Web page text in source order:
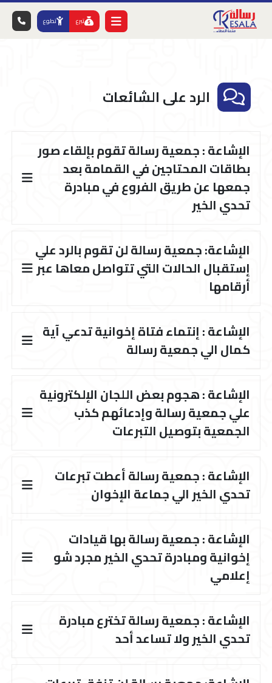
تبرع تطوع
الرد على الشائعات
الإشاعة : جمعية رسالة تقوم بإلقاء صور
بطاقات المحتاجين في القمامة بعد
جمعها عن طريق الفروع في مبادرة
تحدي الخير
الإشاعة: جمعية رسالة لن تقوم بالرد علي
إستقبال الحالات التي تتواصل معاها عبر
أرقامها
الإشاعة : إنتماء فتاة إخوانية تدعي آية
كمال الي جمعية رسالة
الإشاعة : هجوم بعض اللجان الإلكترونية
علي جمعية رسالة وإدعائهم كذب
الجمعية بتوصيل التبرعات
الإشاعة : جمعية رسالة أعطت تبرعات
تحدي الخير الي جماعة الإخوان
الإشاعة : جمعية رسالة بها قيادات
إخوانية ومبادرة تحدي الخير مجرد شو
إعلامي
الإشاعة : جمعية رسالة تخترع مبادرة
تحدي الخير ولا تساعد أحد